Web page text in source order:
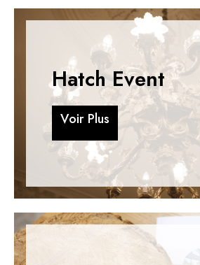
Hatch Event
Voir Plus
Voir Plus